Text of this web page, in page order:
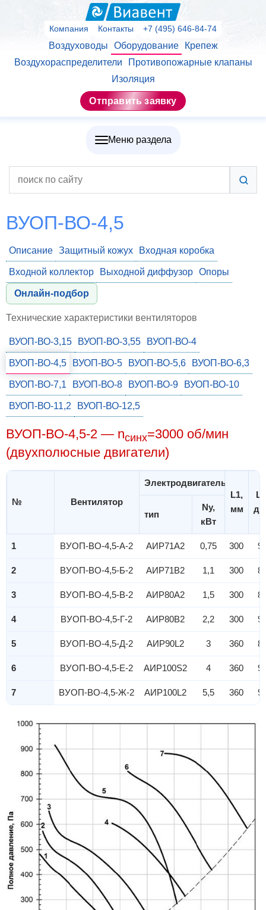
Компания Контакты +7 (495) 646-84-74
Воздуховоды Оборудование
Крепеж
Воздухораспределители
Противопожарные клапаны
Изоляция
Отправить заявку
Меню раздела
ВУОП-ВО-4,5
Описание Защитный кожух Входная коробка
Входной коллектор Выходной диффузор Опоры
Онлайн-подбор
Технические характеристики вентиляторов
ВУОП-ВО-3,15 ВУОП-ВО-3,55 ВУОП-ВО-4
ВУОП-ВО-4,5 ВУОП-ВО-5 ВУОП-ВО-5,6 ВУОП-ВО-6,3
ВУОП-ВО-7,1 ВУОП-ВО-8 ВУОП-ВО-9 ВУОП-ВО-10
ВУОП-ВО-11,2 ВУОП-ВО-12,5
ВУОП-ВО-4,5-2 — nсинх=3000 об/мин
(двухполюсные двигатели)
№ Вентилятор
Электродвигатель
L1,
мм
тип
Ny,
кВт
1 ВУОП-ВО-4,5-А-2 АИР71A2 0,75 300
2 ВУОП-ВО-4,5-Б-2 АИР71B2 1,1 300
3 ВУОП-ВО-4,5-В-2 АИР80A2 1,5 300
4 ВУОП-ВО-4,5-Г-2 АИР80B2 2,2 300
5 ВУОП-ВО-4,5-Д-2 АИР90L2 3 360
6 ВУОП-ВО-4,5-Е-2 АИР100S2 4 360
7 ВУОП-ВО-4,5-Ж-2 АИР100L2 5,5 360